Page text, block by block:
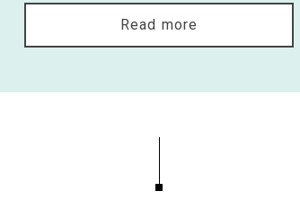
Read more